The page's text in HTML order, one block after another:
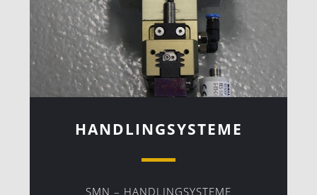
HANDLINGSYSTEME
SMN – HANDLINGSYSTEME